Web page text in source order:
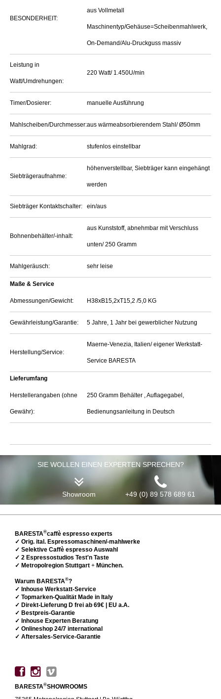
BESONDERHEIT:
aus Vollmetall
Maschinentyp/Gehäuse=Scheibenmahlwerk,
On-Demand/Alu-Druckguss massiv
Leistung in
Watt/Umdrehungen:
220 Watt/ 1.450U/min
Timer/Dosierer: manuelle Ausführung
Mahlscheiben/Durchmesser:aus wärmeabsorbierendem Stahl/ Ø50mm
Mahlgrad: stufenlos einstellbar
Siebträgeraufnahme:
höhenverstellbar, Siebträger kann eingehängt
werden
Siebträger Kontaktschalter: ein/aus
Bohnenbehälter/-inhalt:
aus Kunststoff, abnehmbar mit Verschluss
unten/ 250 Gramm
Mahlgeräusch: sehr leise
Maße & Service
Abmessungen/Gewicht: H38xB15,2xT15,2 /5,0 KG
Gewährleistung/Garantie: 5 Jahre, 1 Jahr bei gewerblicher Nutzung
Herstellung/Service:
Maerne-Venezia, Italien/ eigener Werkstatt-
Service BARESTA
Lieferumfang
Herstellerangaben (ohne
Gewähr):
250 Gramm Behälter , Auflagegabel,
Bedienungsanleitung in Deutsch
SIE WOLLEN EINEN EXPERTEN SPRECHEN?
Showroom +49 (0) 89 578 689 61
BARESTA®caffè espresso experts
✓ Orig. ital. Espressomaschinen/-mahlwerke
✓ Selektive Caffè espresso Auswahl
✓ 2 Espressostudios Test'n Taste
✓ Metropolregion Stuttgart + München.
Warum BARESTA®?
✓ Inhouse Werkstatt-Service
✓ Topmarken-Qualität Made in Italy
✓ Direkt-Lieferung D frei ab 69€ | EU a.A.
✓ Bestpreis-Garantie
✓ Inhouse Experten Beratung
✓ Onlineshop 24/7 international
✓ Aftersales-Service-Garantie
BARESTA®SHOWROOMS